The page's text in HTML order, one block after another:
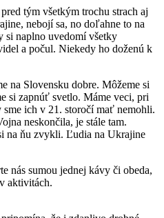
tým všetkým trochu strach aj
nebojí sa, no doľahne to na
si naplno uvedomí všetky
a počul. Niekedy ho doženú k
na Slovensku dobre. Môžeme si
si zapnúť svetlo. Máme veci, pri
ich v 21. storočí mať nemohli.
neskončila, je stále tam.
na ňu zvykli. Ľudia na Ukrajine
nás sumou jednej kávy či obeda,
aktivitách.